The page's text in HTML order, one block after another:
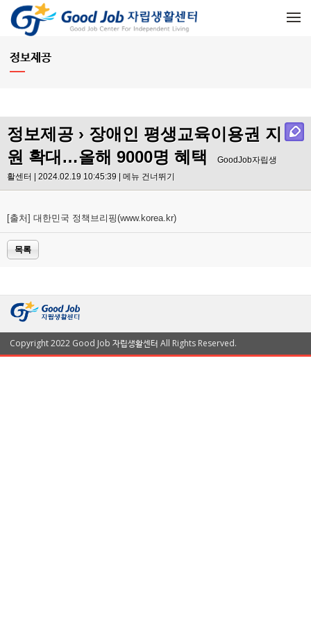
메뉴 건너뛰기
정보제공
정보제공 › 장애인 평생교육이용권 지
원 확대…올해 9000명 혜택
GoodJob자립생
활센터 | 2024.02.19 10:45:39 | 메뉴 건너뛰기
[출처] 대한민국 정책브리핑(www.korea.kr)
목록
Copyright 2022 Good Job 자립생활센터 All Rights Reserved.